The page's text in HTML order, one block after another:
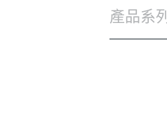
產品系列